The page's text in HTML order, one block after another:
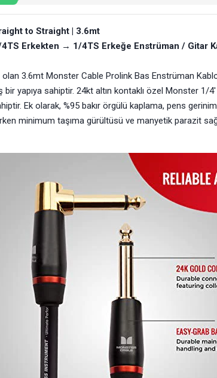
to Straight | 3.6mt
Erkekten → 1/4TS Erkeğe Enstrüman / Gitar
3.6mt Monster Cable Prolink Bas Enstrüman
yapıya sahiptir. 24kt altın kontaklı özel Monster
Ek olarak, %95 bakır örgülü kaplama, pens
minimum taşıma gürültüsü ve manyetik parazit